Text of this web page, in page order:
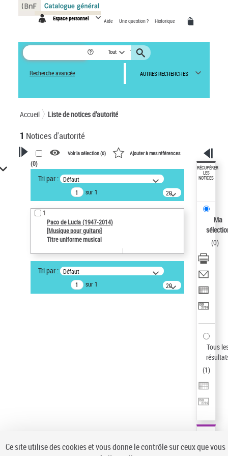
Espace personnel Aide Une question ? Historique
Tout
Recherche avancée AUTRES RECHERCHES
Accueil Liste de notices d’autorité
1 Notices d'autorité
VOTRE RECHERCHE
Recherche avancée dans les
notices d’autorité
Œuvres liées à l'auteur :
Paco de Lucía (1947-2014)
Type de notice d'autorité
Type de notice d'autorité
Voir la sélection (0) Ajouter à mes références
(0)
Tri par : Défaut
sur 1
20
résultats/page
1
Paco de Lucía (1947-2014)
[Musique pour guitare]
Titre uniforme musical
Tri par : Défaut
sur 1
20
résultats/page
RÉCUPÉRER
LES
NOTICES
Ma
(0)
Tous
(1)
Panneau de gestion des cookies
Ce site utilise des cookies et vous donne le contrôle sur ceux que vous